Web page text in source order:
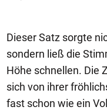
Dieser Satz sorgte
sondern ließ die
Höhe schnellen. Die
sich von ihrer
fast schon wie ein